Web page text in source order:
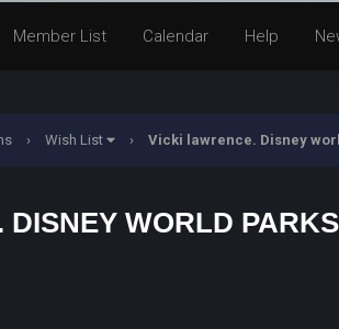
Member List Calendar Help
› Wish List › Vicki lawrence. Disney
WORLD